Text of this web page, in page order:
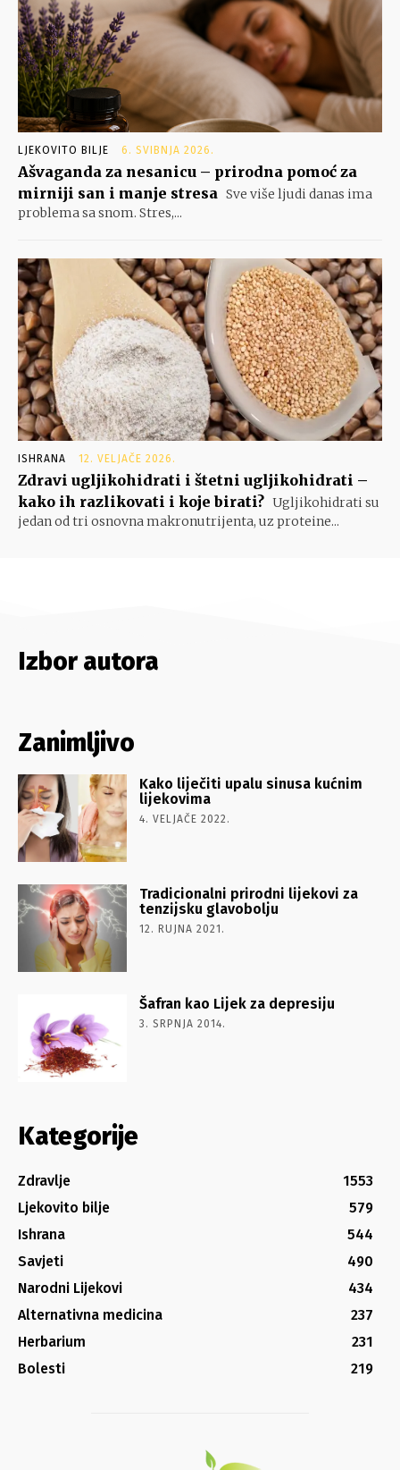
LJEKOVITO BILJE 6. SVIBNJA 2026.
Ašvaganda za nesanicu – prirodna pomoć za
mirniji san i manje stresa Sve više ljudi danas ima
problema sa snom. Stres,...
ISHRANA 12. VELJAČE 2026.
Zdravi ugljikohidrati i štetni ugljikohidrati –
kako ih razlikovati i koje birati? Ugljikohidrati su
jedan od tri osnovna makronutrijenta, uz proteine...
Izbor autora
Zanimljivo
Kako liječiti upalu sinusa kućnim
lijekovima
4. VELJAČE 2022.
Tradicionalni prirodni lijekovi za
tenzijsku glavobolju
12. RUJNA 2021.
Šafran kao Lijek za depresiju
3. SRPNJA 2014.
Kategorije
Zdravlje
1553
Ljekovito bilje
579
Ishrana
544
Savjeti
490
Narodni Lijekovi
434
Alternativna medicina
237
Herbarium
231
Bolesti
219